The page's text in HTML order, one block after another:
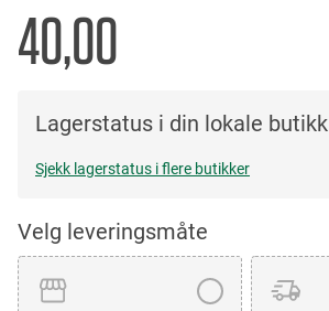
40,00
Lagerstatus i din lokale butikk
Sjekk lagerstatus i flere butikker
Velg leveringsmåte
the
images
gallery